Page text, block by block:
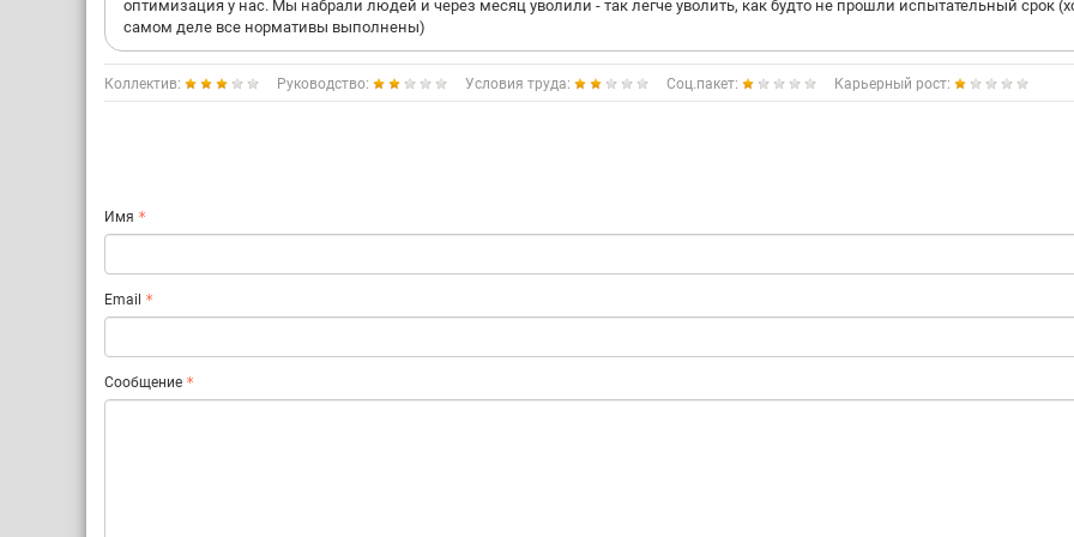
оптимизация у нас. Мы набрали людей и через месяц уволили - так легче уволить, как будто не прошли испытательный срок
самом деле все нормативы выполнены)
Коллектив: Руководство: Условия труда: Соц.пакет: Карьерный рост:
Имя
Email
Сообщение